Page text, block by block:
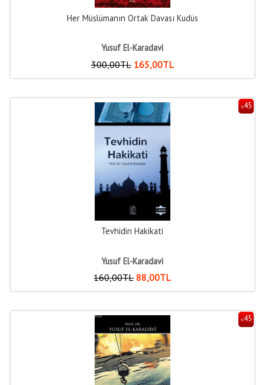
Her Müslümanın Ortak Davası Kudüs
Yusuf El-Karadavi
300,00TL 165,00TL
%45
Tevhidin Hakikati
Yusuf El-Karadavi
160,00TL 88,00TL
%45